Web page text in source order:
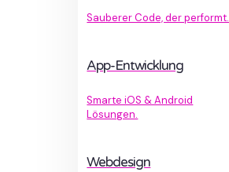
Sauberer Code, der performt.
App-Entwicklung
Smarte iOS & Android
Lösungen.
Webdesign